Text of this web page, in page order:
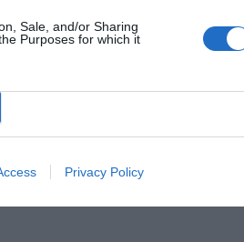
Sale, and/or Sharing
Purposes for which it
Privacy Policy
patrole, a o sytuacji zawiadomiono
a ruch kolejowy objęto
MOŻLIWĄ